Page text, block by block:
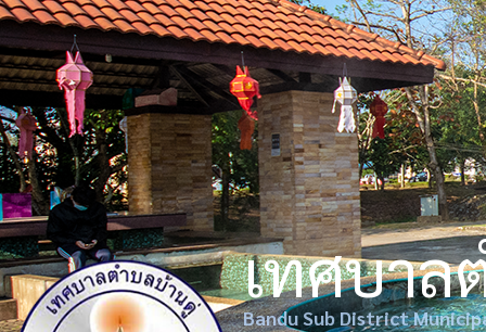
เทศบาล
Bandu Sub District